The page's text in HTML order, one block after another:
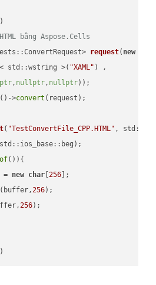
bằng Aspose.Cells
request( new
std::wstring >(
"XAML" ) ,
, nullptr, nullptr))
()->convert
( "TestConvertFile_CPP.HTML" ,
()){
= new char [256 ];
(buffer,256);
256);